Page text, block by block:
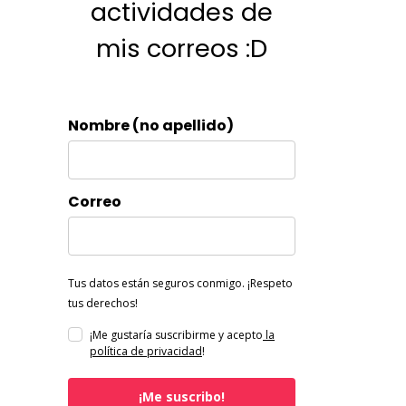
actividades de
mis correos :D
Nombre (no apellido)
Correo
Tus datos están seguros conmigo. ¡Respeto
tus derechos!
¡Me gustaría suscribirme y acepto la
política de privacidad!
¡Me suscribo!